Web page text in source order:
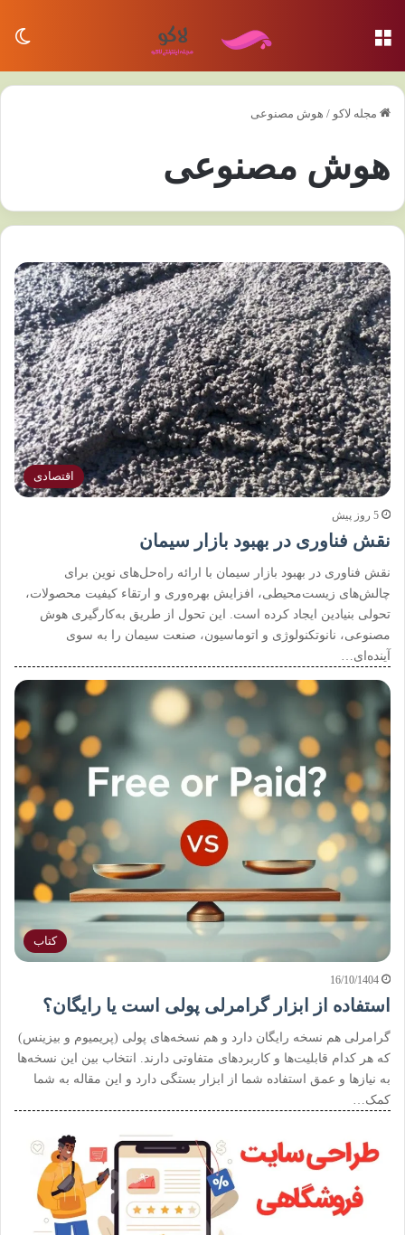
مجله لاکو / هوش مصنوعی
هوش مصنوعی
اقتصادی
5 روز پیش
نقش فناوری در بهبود بازار سیمان
نقش فناوری در بهبود بازار سیمان با ارائه راه‌حل‌های نوین برای
چالش‌های زیست‌محیطی، افزایش بهره‌وری و ارتقاء کیفیت محصولات،
تحولی بنیادین ایجاد کرده است. این تحول از طریق به‌کارگیری هوش
مصنوعی، نانوتکنولوژی و اتوماسیون، صنعت سیمان را به سوی
آینده‌ای…
کتاب
16/10/1404
استفاده از ابزار گرامرلی پولی است یا رایگان؟
گرامرلی هم نسخه رایگان دارد و هم نسخه‌های پولی (پریمیوم و بیزینس)
که هر کدام قابلیت‌ها و کاربردهای متفاوتی دارند. انتخاب بین این نسخه‌ها
به نیازها و عمق استفاده شما از ابزار بستگی دارد و این مقاله به شما
کمک…